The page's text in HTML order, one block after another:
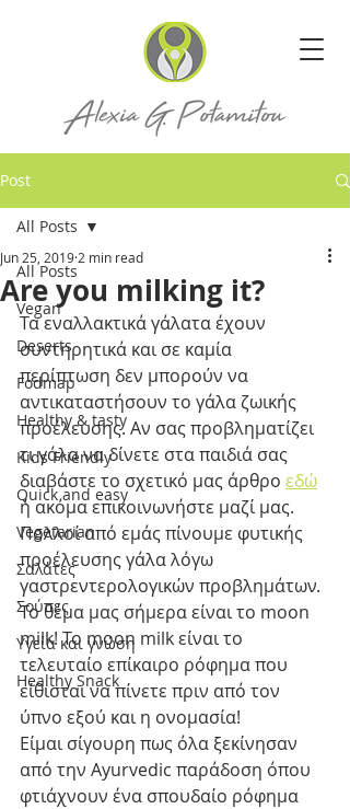
Post
All Posts
Vegan
Deserts
Fodmap
Healthy & tasty
Kids Friendly
Quick and easy
Vegetarian
Σαλάτες
Σούπες
Υγεία και γνώση
Healthy Snack
All Posts
Are you milking it?
Jun 25, 2019 2 min read
Τα εναλλακτικά γάλατα έχουν
συντηρητικά και σε καμία
περίπτωση δεν μπορούν να
αντικαταστήσουν το γάλα ζωικής
προέλευσης. Αν σας προβληματίζει
τι γάλα να δίνετε στα παιδιά σας
διαβάστε το σχετικό μας άρθρο εδώ
ή ακόμα επικοινωνήστε μαζί μας.
Πολλοί από εμάς πίνουμε φυτικής
προέλευσης γάλα λόγω
γαστρεντερολογικών προβλημάτων.
Το θέμα μας σήμερα είναι το moon
milk! Το moon milk είναι το
τελευταίο επίκαιρο ρόφημα που
είθισται να πίνετε πριν από τον
ύπνο εξού και η ονομασία!
Είμαι σίγουρη πως όλα ξεκίνησαν
από την Ayurvedic παράδοση όπου
φτιάχνουν ένα σπουδαίο ρόφημα